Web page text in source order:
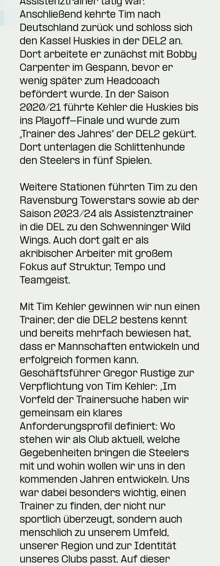
Anschließend kehrte Tim nach
Deutschland zurück und schloss sich
den Kassel Huskies in der DEL2 an.
Dort arbeitete er zunächst mit Bobby
Carpenter im Gespann, bevor er
wenig später zum Headcoach
befördert wurde. In der Saison
2020/21 führte Kehler die Huskies bis
ins Playoff-Finale und wurde zum
„Trainer des Jahres“ der DEL2 gekürt.
Dort unterlagen die Schlittenhunde
den Steelers in fünf Spielen.
Weitere Stationen führten Tim zu den
Ravensburg Towerstars sowie ab der
Saison 2023/24 als Assistenztrainer
in die DEL zu den Schwenninger Wild
Wings. Auch dort galt er als
akribischer Arbeiter mit großem
Fokus auf Struktur, Tempo und
Teamgeist.
Mit Tim Kehler gewinnen wir nun einen
Trainer, der die DEL2 bestens kennt
und bereits mehrfach bewiesen hat,
dass er Mannschaften entwickeln und
erfolgreich formen kann.
Geschäftsführer Gregor Rustige zur
Verpflichtung von Tim Kehler: „Im
Vorfeld der Trainersuche haben wir
gemeinsam ein klares
Anforderungsprofil definiert: Wo
stehen wir als Club aktuell, welche
Gegebenheiten bringen die Steelers
mit und wohin wollen wir uns in den
kommenden Jahren entwickeln. Uns
war dabei besonders wichtig, einen
Trainer zu finden, der nicht nur
sportlich überzeugt, sondern auch
menschlich zu unserem Umfeld,
unserer Region und zur Identität
unseres Clubs passt. Auf dieser